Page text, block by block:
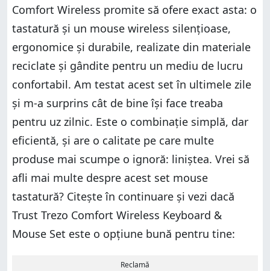
Comfort Wireless promite să ofere exact asta: o
tastatură și un mouse wireless silențioase,
ergonomice și durabile, realizate din materiale
reciclate și gândite pentru un mediu de lucru
confortabil. Am testat acest set în ultimele zile
și m-a surprins cât de bine își face treaba
pentru uz zilnic. Este o combinație simplă, dar
eficientă, și are o calitate pe care multe
produse mai scumpe o ignoră: liniștea. Vrei să
afli mai multe despre acest set mouse
tastatură? Citește în continuare și vezi dacă
Trust Trezo Comfort Wireless Keyboard &
Mouse Set este o opțiune bună pentru tine:
Reclamă